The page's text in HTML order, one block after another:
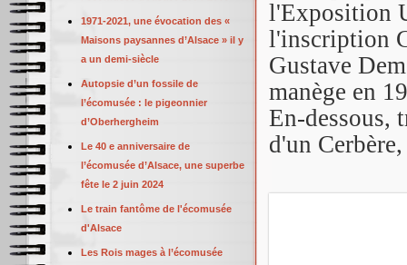
l'Exposition
l'inscription
Gustave
manège en
En-dessous,
d'un
1971-2021, une évocation des «
Maisons paysannes d’Alsace » il y
a un demi-siècle
Autopsie d’un fossile de
l’écomusée : le pigeonnier
d’Oberhergheim
Le 40 e anniversaire de
l’écomusée d’Alsace, une superbe
fête le 2 juin 2024
Le train fantôme de l'écomusée
d'Alsace
Les Rois mages à l’écomusée